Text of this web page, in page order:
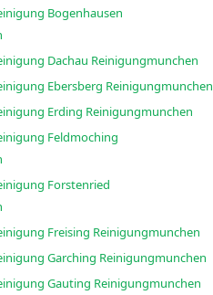
Bogenhausen
Erfahrene Küchenreinigung Dachau Reinigungmunchen
Erfahrene Küchenreinigung Ebersberg Reinigungmunchen
Erfahrene Küchenreinigung Erding Reinigungmunchen
Feldmoching
Forstenried
Erfahrene Küchenreinigung Freising Reinigungmunchen
Erfahrene Küchenreinigung Garching Reinigungmunchen
Erfahrene Küchenreinigung Gauting Reinigungmunchen